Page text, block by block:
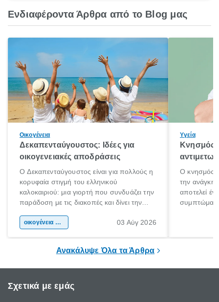
Ενδιαφέροντα Άρθρα από το Blog μας
Οικογένεια
Δεκαπενταύγουστος: Ιδέες για
οικογενειακές αποδράσεις
Ο Δεκαπενταύγουστος είναι για πολλούς η
κορυφαία στιγμή του ελληνικού
καλοκαιριού: μια γιορτή που συνδυάζει την
παράδοση με τις διακοπές και δίνει την
χώρας. Είτε πρόκειται για λίγες μέρες
οικογένεια & παιδί 03 Αύγ 2026
Υγεία
Κνησμός:
Ο κνησμός
την ανάγκη
αποτελεί
Ανακάλυψε Όλα τα Άρθρα
Σχετικά με εμάς